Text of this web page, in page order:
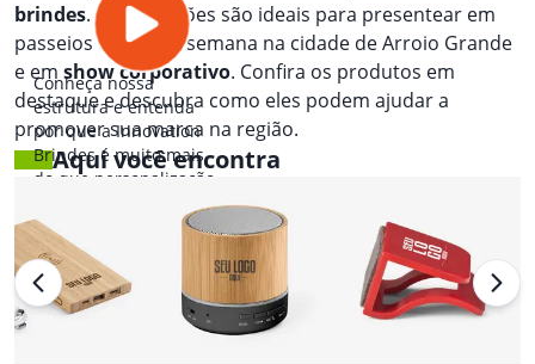
Conheça nossa
estrutura e entenda
por que a Innovation
Brindes é muito mais
do que personalização.
brindes. Essas opções são ideais para presentear em
passeios de fim de semana na cidade de Arroio Grande
e em show corporativo. Confira os produtos em
destaque e descubra como eles podem ajudar a
promover sua marca na região.
Aqui você encontra